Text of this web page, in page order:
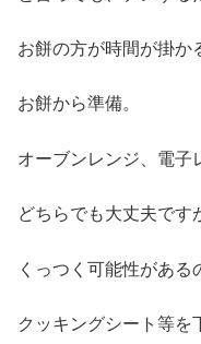
お餅の方が時間が掛か
お餅から準備。
オーブンレンジ、電子
どちらでも大丈夫です
くっつく可能性がある
クッキングシート等を